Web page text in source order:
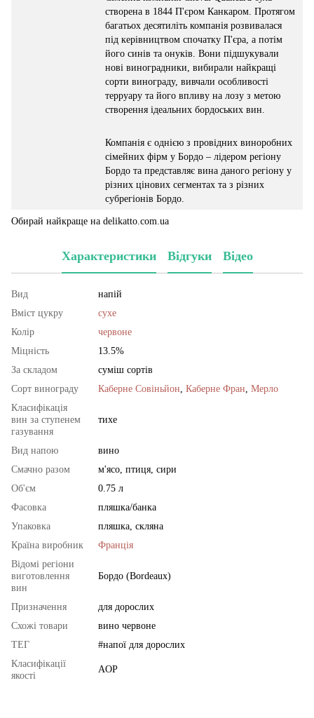
створена в 1844 П'єром Канкаром. Протягом
багатьох десятиліть компанія розвивалася
під керівництвом спочатку П'єра, а потім
його синів та онуків. Вони підшукували
нові виноградники, вибирали найкращі
сорти винограду, вивчали особливості
терруару та його впливу на лозу з метою
створення ідеальних бордоських вин.
Компанія є однією з провідних виноробних
сімейних фірм у Бордо – лідером регіону
Бордо та представляє вина даного регіону у
різних цінових сегментах та з різних
субрегіонів Бордо.
Обирай найкраще на delikatto.com.ua
Характеристики Відгуки Відео
Вид
напій
Вміст цукру
сухе
Колір
червоне
Міцність
13.5%
За складом
суміш сортів
Сорт винограду
Каберне Совіньйон Каберне Фран Мерло
Класифікація
вин за ступенем
газування
тихе
Вид напою
вино
Смачно разом
м'ясо, птиця, сири
Об'єм
0.75 л
Фасовка
пляшка/банка
Упаковка
пляшка, скляна
Країна виробник
Франція
Відомі регіони
виготовлення
вин
Бордо (Bordeaux)
Призначення
для дорослих
Схожі товари
вино червоне
ТЕГ
#напої для дорослих
Класифікації
якості
AOP